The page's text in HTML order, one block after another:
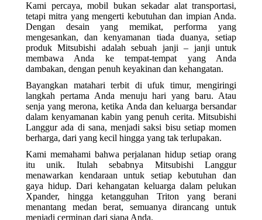
Kami percaya, mobil bukan sekadar alat transportasi,
tetapi mitra yang mengerti kebutuhan dan impian Anda.
Dengan desain yang memikat, performa yang
mengesankan, dan kenyamanan tiada duanya, setiap
produk Mitsubishi adalah sebuah janji – janji untuk
membawa Anda ke tempat-tempat yang Anda
dambakan, dengan penuh keyakinan dan kehangatan.
Bayangkan matahari terbit di ufuk timur, mengiringi
langkah pertama Anda menuju hari yang baru. Atau
senja yang merona, ketika Anda dan keluarga bersandar
dalam kenyamanan kabin yang penuh cerita. Mitsubishi
Langgur ada di sana, menjadi saksi bisu setiap momen
berharga, dari yang kecil hingga yang tak terlupakan.
Kami memahami bahwa perjalanan hidup setiap orang
itu unik. Itulah sebabnya Mitsubishi Langgur
menawarkan kendaraan untuk setiap kebutuhan dan
gaya hidup. Dari kehangatan keluarga dalam pelukan
Xpander, hingga ketangguhan Triton yang berani
menantang medan berat, semuanya dirancang untuk
menjadi cerminan dari siapa Anda.